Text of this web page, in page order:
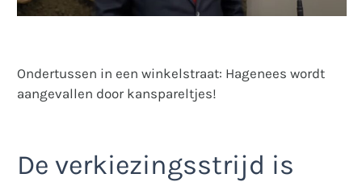
Ondertussen in een winkelstraat: Hagenees wordt
aangevallen door kanspareltjes!
De verkiezingsstrijd is